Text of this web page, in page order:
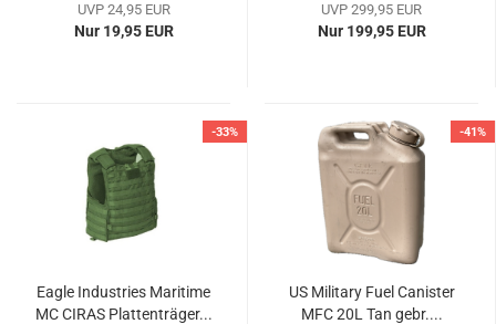
UVP 24,95 EUR
Nur 19,95 EUR
UVP 299,95 EUR
Nur 199,95 EUR
-33%
Eagle Industries Maritime
MC CIRAS Plattenträger...
-41%
US Military Fuel Canister
MFC 20L Tan gebr....